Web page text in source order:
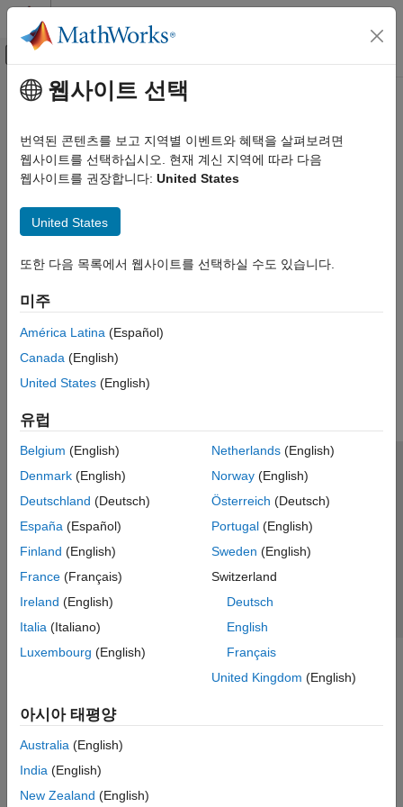
콘텐츠로 바로 가기
오프캔버스 탐색 메뉴 토글
문서 홈
주요 콘텐츠
웹사이트 선택
번역된 콘텐츠를 보고 지역별 이벤트와 혜택을 살펴보려면
웹사이트를 선택하십시오. 현재 계신 지역에 따라 다음
웹사이트를 권장합니다: United States
United States
또한 다음 목록에서 웹사이트를 선택하실 수도 있습니다.
미주
América Latina (Español)
Canada (English)
United States (English)
유럽
Belgium (English)
Denmark (English)
Deutschland (Deutsch)
España (Español)
Finland (English)
France (Français)
Ireland (English)
Italia (Italiano)
Luxembourg (English)
Netherlands(English)
Norway(English)
Österreich (Deutsch)
Portugal(English)
Sweden (English)
Switzerland
Deutsch
English
Français
United Kingdom (English)
아시아 태평양
Australia (English)
India (English)
New Zealand (English)
신뢰 센터 등록 상표 개인정보 취급방침
불법 복제 방지
애플리케이션 상태
© 1994-2026 The MathWorks, Inc.